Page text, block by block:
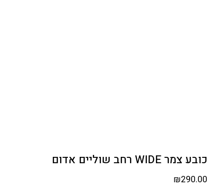
כובע צמר WIDE רחב שוליים אדום
₪290.00